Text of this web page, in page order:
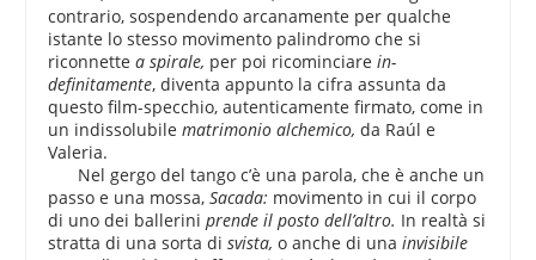
contrario, sospendendo arcanamente per qualche
istante lo stesso movimento palindromo che si
riconnettea spirale, per poi ricominciarein-
definitamente, diventa appunto la cifra assunta da
questo film-specchio, autenticamente firmato, come in
un indissolubilematrimonio alchemico,da Raúl e
Valeria.
Nel gergo del tango c’è una parola, che è anche un
passo e una mossa,Sacada: movimento in cui il corpo
di uno dei balleriniprende il posto dell’altro. In realtà si
stratta di una sorta disvista,o anche di unainvisibile